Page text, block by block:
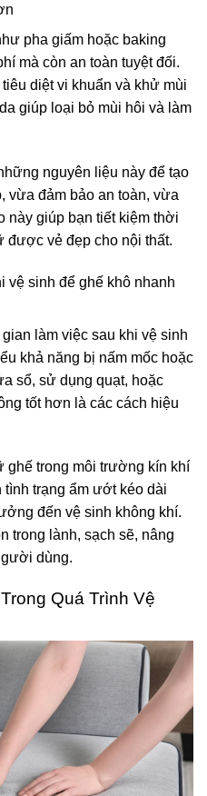
pha giấm hoặc baking
mà còn an toàn tuyệt đối.
diệt vi khuẩn và khử mùi
giúp loại bỏ mùi hôi và làm
nguyên liệu này để tạo
vừa đảm bảo an toàn, vừa
này giúp bạn tiết kiệm thời
được vẻ đẹp cho nội thất.
vệ sinh để ghế khô nhanh
làm việc sau khi vệ sinh
khả năng bị nấm mốc hoặc
sổ, sử dụng quạt, hoặc
tốt hơn là các cách hiệu
ghế trong môi trường kín khí
tình trạng ẩm ướt kéo dài
đến vệ sinh không khí.
trong lành, sạch sẽ, nâng
dùng.
Quá Trình Vệ